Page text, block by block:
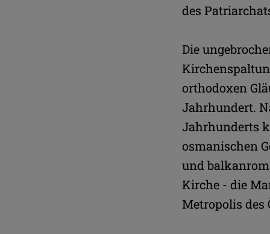
des
Die
orthodoxen
Jahrhundert.
Jahrhunderts
osmanischen
und
Kirche - die
Metropolis des